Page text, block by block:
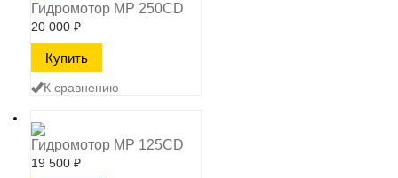
Гидромотор MP 250CD
20 000 ₽
К сравнению
Гидромотор MP 125CD
19 500 ₽